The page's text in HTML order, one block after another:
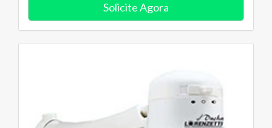
Solicite Agora